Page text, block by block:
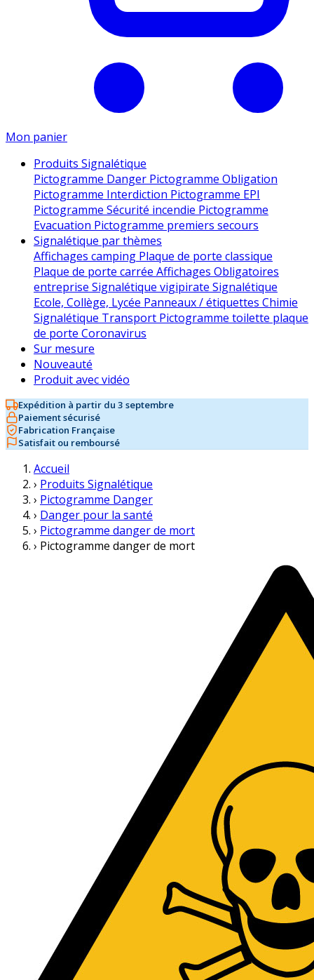
Mon panier
Produits Signalétique
Pictogramme Danger Pictogramme Obligation
Pictogramme Interdiction Pictogramme EPI
Pictogramme Sécurité incendie Pictogramme
Evacuation Pictogramme premiers secours
Signalétique par thèmes
Affichages camping Plaque de porte classique
Plaque de porte carrée Affichages Obligatoires
entreprise Signalétique vigipirate Signalétique
Ecole, Collège, Lycée Panneaux / étiquettes Chimie
Signalétique Transport Pictogramme toilette plaque
de porte Coronavirus
Sur mesure
Nouveauté
Produit avec vidéo
Expédition à partir du 3 septembre
Paiement sécurisé
Fabrication Française
Satisfait ou remboursé
Accueil
› Produits Signalétique
› Pictogramme Danger
› Danger pour la santé
› Pictogramme danger de mort
› Pictogramme danger de mort